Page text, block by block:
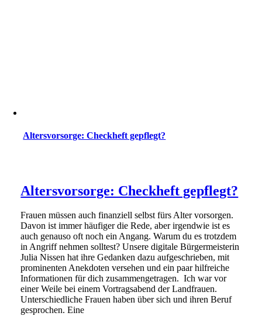
Altersvorsorge: Checkheft gepflegt?
Altersvorsorge: Checkheft gepflegt?
Frauen müssen auch finanziell selbst fürs Alter vorsorgen.
Davon ist immer häufiger die Rede, aber irgendwie ist es
auch genauso oft noch ein Angang. Warum du es trotzdem
in Angriff nehmen solltest? Unsere digitale Bürgermeisterin
Julia Nissen hat ihre Gedanken dazu aufgeschrieben, mit
prominenten Anekdoten versehen und ein paar hilfreiche
Informationen für dich zusammengetragen. Ich war vor
einer Weile bei einem Vortragsabend der Landfrauen.
Unterschiedliche Frauen haben über sich und ihren Beruf
gesprochen. Eine